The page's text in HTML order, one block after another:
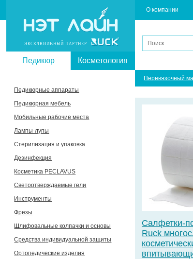
ЭКСКЛЮЗИВНЫЙ ПАРТНЕР
О компании
Педикюр Косметология
Педикюрные аппараты
Педикюрная мебель
Мобильные рабочие места
Лампы-лупы
Стерилизация и упаковка
Дезинфекция
Косметика PECLAVUS
Светоотверждаемые гели
Инструменты
Фрезы
Шлифовальные колпачки и основы
Средства индивидуальной защиты
Ортопедические изделия
Перевязочный
Салфетки-
Ruck